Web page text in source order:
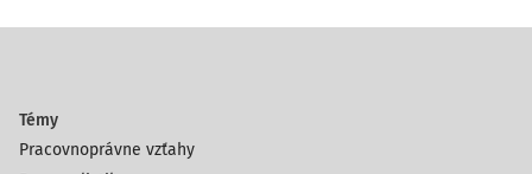
Témy
Pracovnoprávne vzťahy